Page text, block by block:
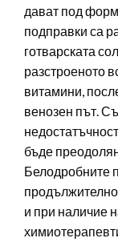
дават под
подправки са
готварската
разстроеното
витамини,
венозен път.
бъде
Белодробните
и при наличие